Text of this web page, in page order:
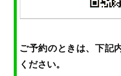
ご予約のときは、下記
ください。